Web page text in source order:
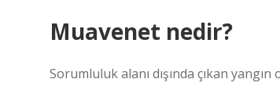
Muavenet nedir?
Sorumluluk alanı dışında çıkan